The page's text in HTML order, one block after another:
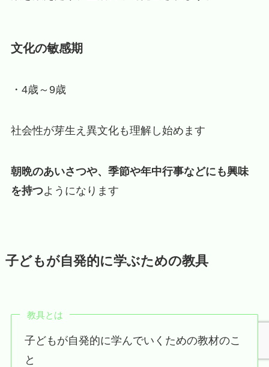
文化の敏感期
・4歳～9歳
社会性が芽生え異文化も理解し始めます
朝晩のあいさつや、季節や年中行事などにも興味
を持つようになります
子どもが自発的に学ぶための教具
教具とは
子どもが自発的に学んでいくための教材のこ
と